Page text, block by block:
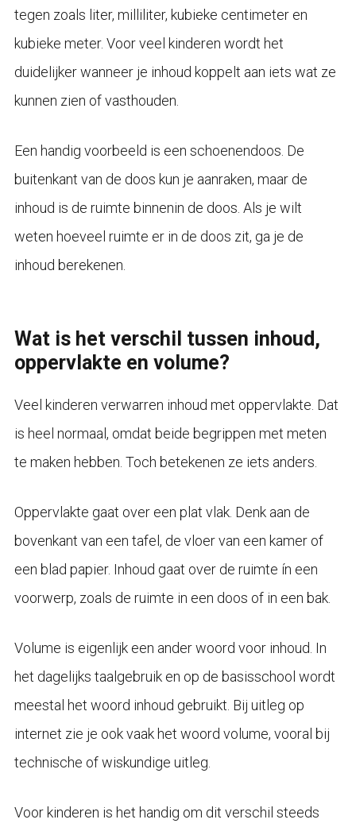
tegen zoals liter, milliliter, kubieke centimeter en
kubieke meter. Voor veel kinderen wordt het
duidelijker wanneer je inhoud koppelt aan iets wat ze
kunnen zien of vasthouden.
Een handig voorbeeld is een schoenendoos. De
buitenkant van de doos kun je aanraken, maar de
inhoud is de ruimte binnenin de doos. Als je wilt
weten hoeveel ruimte er in de doos zit, ga je de
inhoud berekenen.
Wat is het verschil tussen inhoud,
oppervlakte en volume?
Veel kinderen verwarren inhoud met oppervlakte. Dat
is heel normaal, omdat beide begrippen met meten
te maken hebben. Toch betekenen ze iets anders.
Oppervlakte gaat over een plat vlak. Denk aan de
bovenkant van een tafel, de vloer van een kamer of
een blad papier. Inhoud gaat over de ruimte ín een
voorwerp, zoals de ruimte in een doos of in een bak.
Volume is eigenlijk een ander woord voor inhoud. In
het dagelijks taalgebruik en op de basisschool wordt
meestal het woord inhoud gebruikt. Bij uitleg op
internet zie je ook vaak het woord volume, vooral bij
technische of wiskundige uitleg.
Voor kinderen is het handig om dit verschil steeds